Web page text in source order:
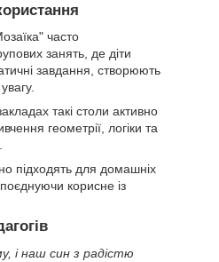
часто
занять, де діти
завдання, створюють
такі столи активно
геометрії, логіки та
підходять для домашніх
корисне із
і наш син з радістю